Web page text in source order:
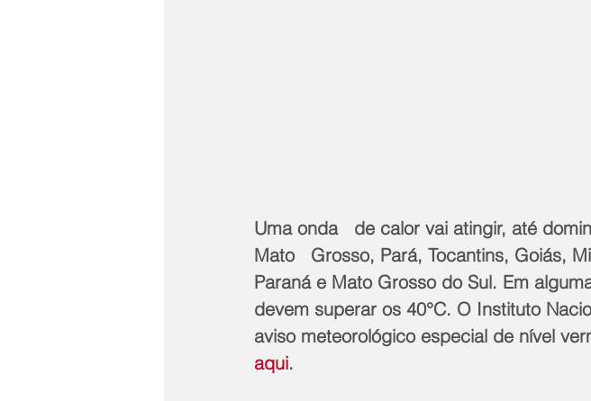
Uma onda   de calor vai atingir, até
Mato   Grosso, Pará, Tocantins, Goiás,
Paraná e Mato Grosso do Sul. Em
devem superar os 40°C. O Instituto
aviso meteorológico especial de nível
aqui.